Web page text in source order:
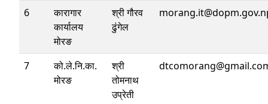
6
कारागार
कार्यालय
मोरङ
श्री गौरव
ढुंगेल
7
को.ले.नि.का.
मोरङ
श्री
तोमनाथ
उप्रेती